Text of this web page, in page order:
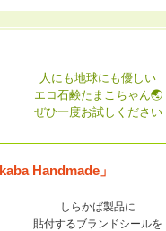
人にも地球にも優しい
エコ石鹸たまこちゃん🌏
ぜひ一度お試しください
Handmade」
しらかば製品に
貼付するブランドシールを